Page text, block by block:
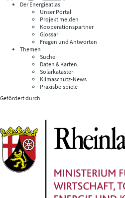
Der Energieatlas
Unser Portal
Projekt melden
Kooperationspartner
Glossar
Fragen und Antworten
Themen
Suche
Daten & Karten
Solarkataster
Klimaschutz-News
Praxisbeispiele
Gefördert durch